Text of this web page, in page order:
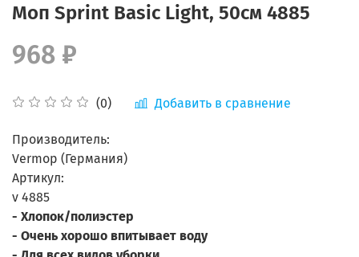
Моп Sprint Basic Light, 50см 4885
(0) Добавить в сравнение
968 ₽
Производитель:
Vermop (Германия)
Артикул:
v 4885
- Хлопок/полиэстер
- Очень хорошо впитывает воду